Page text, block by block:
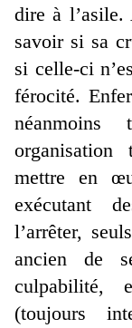
dire à l’asile.
savoir si sa
si celle-ci
férocité.
organisation
mettre en
exécutant
l’arrêter,
ancien de
culpabilité,
(toujours